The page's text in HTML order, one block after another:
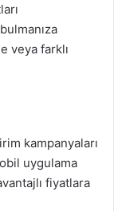
veya farklı
kampanyaları
uygulama
fiyatlara